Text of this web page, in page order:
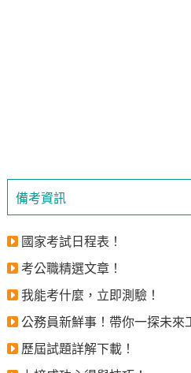
備考資訊
國家考試日程表！
考公職精選文章！
我能考什麼，立即測驗！
公務員新鮮事！帶你一探未來
歷屆試題詳解下載！